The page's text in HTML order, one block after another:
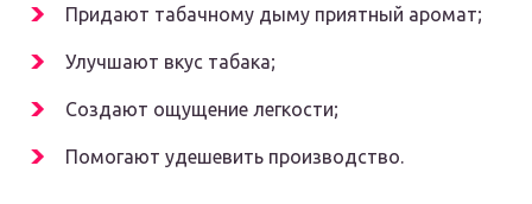
Придают табачному дыму приятный аромат;
Улучшают вкус табака;
Создают ощущение легкости;
Помогают удешевить производство.